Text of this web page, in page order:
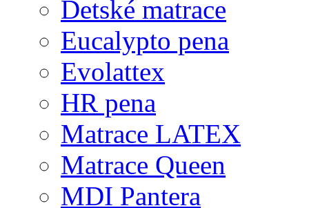
Detské matrace
Eucalypto pena
Evolattex
HR pena
Matrace LATEX
Matrace Queen
MDI Pantera